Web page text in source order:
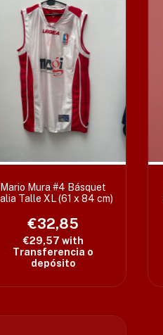
Mario Mura #4 Básquet
Talle XL (61 x 84 cm)
€32,85
€29,57 with
Transferencia o
depósito